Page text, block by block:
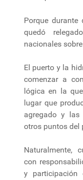
Porque durante
quedó
nacionales
El puerto y la
comenzar a
lógica en la
lugar que
agregado y las
otros puntos del
Naturalmente,
con
y participación